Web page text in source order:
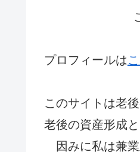
プロフィールは
このサイトは老
老後の資産形成
因みに私は兼業